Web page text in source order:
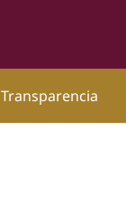
Transparencia